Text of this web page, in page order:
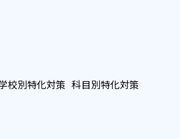
校別特化対策 科目別特化対策